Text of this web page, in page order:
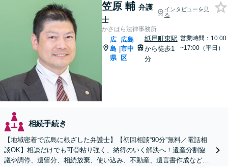
笠原 輔 弁護
士
インタビューを見
る
かさはら法律事務所
広
島
県
|
広島
市中
区
紙屋町東駅
から徒歩1
分
営業時間：10:00
~17:00（平日）
相続手続き
【地域密着で広島に根ざした弁護士】【初回相談“90分”無料／電話相
談OK】相談だけでも可◎粘り強く、納得のいく解決へ！遺産分割協
議や調停、遺留分、相続放棄、使い込み、不動産、遺言書作成など、